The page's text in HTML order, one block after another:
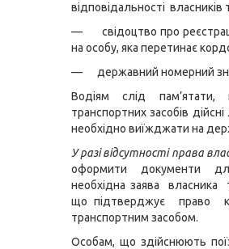
відповідальності власників
— свідоцтво про
на особу, яка перетинає
— державний номерний
Водіям слід пам’ятати,
транспортних засобів
необхідно виїжджати на
У разі відсутності права
оформити документи
необхідна заява власника
що підтверджує право
транспортним засобом.
Особам, що здійснюють